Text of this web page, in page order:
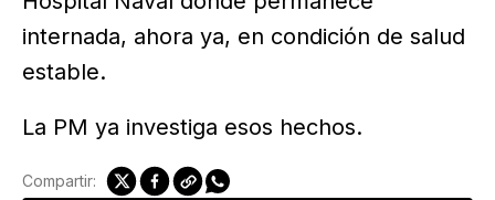
internada, ahora ya, en condición de salud
estable.
La PM ya investiga esos hechos.
Compartir: